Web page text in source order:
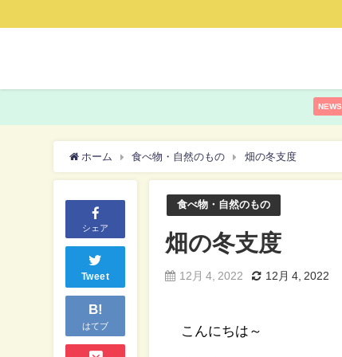
NEWS
ホーム 食べ物・自然のもの 畑の冬支度
シェア
Tweet
B!
はてブ
食べ物・自然のもの
畑の冬支度
12月 4, 2022 12月 4, 2022
こんにちは～